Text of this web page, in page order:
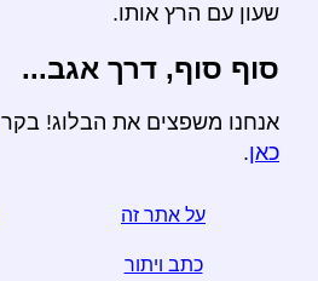
שעון עם הרץ אותו.
סוף סוף, דרך אגב...
אנחנו משפצים את הבלוג! בקר
כאן.
על אתר זה
כתב ויתור